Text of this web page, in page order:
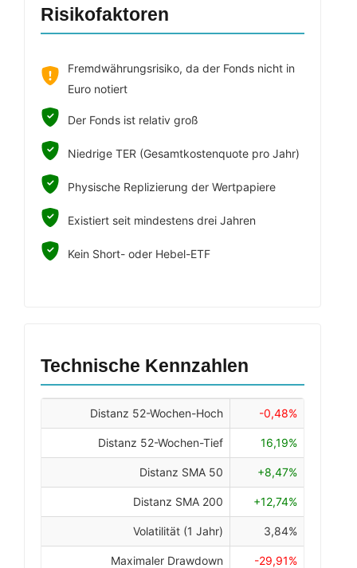
Risikofaktoren
Fremdwährungsrisiko, da der Fonds nicht in
Euro notiert
Der Fonds ist relativ groß
Niedrige TER (Gesamtkostenquote pro Jahr)
Physische Replizierung der Wertpapiere
Existiert seit mindestens drei Jahren
Kein Short- oder Hebel-ETF
Technische Kennzahlen
Distanz 52-Wochen-Hoch -0,48%
Distanz 52-Wochen-Tief 16,19%
Distanz SMA 50 +8,47%
Distanz SMA 200 +12,74%
Volatilität (1 Jahr) 3,84%
Maximaler Drawdown -29,91%